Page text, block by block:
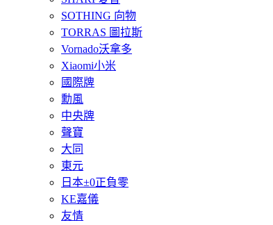
SOTHING 向物
TORRAS 圖拉斯
Vornado沃拿多
Xiaomi小米
國際牌
勳風
中央牌
聲寶
大同
東元
日本±0正負零
KE嘉儀
友情